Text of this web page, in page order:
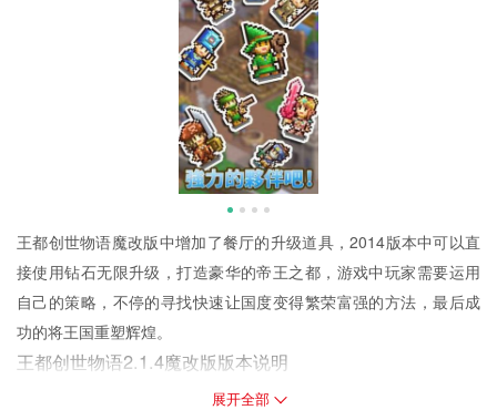
王都创世物语魔改版中增加了餐厅的升级道具，2014版本中可以直
接使用钻石无限升级，打造豪华的帝王之都，游戏中玩家需要运用
自己的策略，不停的寻找快速让国度变得繁荣富强的方法，最后成
功的将王国重塑辉煌。
王都创世物语2.1.4魔改版版本说明
游戏中免费钻石可用，钻石使用的时候数量不会减少，反而增加，
展开全部